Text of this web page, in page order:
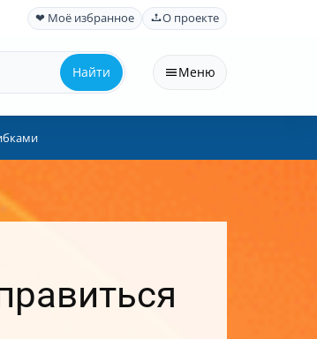
❤ Моё избранное О проекте
Найти Меню